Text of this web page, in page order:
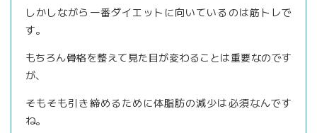
しかしながら一番ダイエットに向いているのは筋トレで
す。
もちろん骨格を整えて見た目が変わることは重要なのです
が、
そもそも引き締めるために体脂肪の減少は必須なんです
ね。